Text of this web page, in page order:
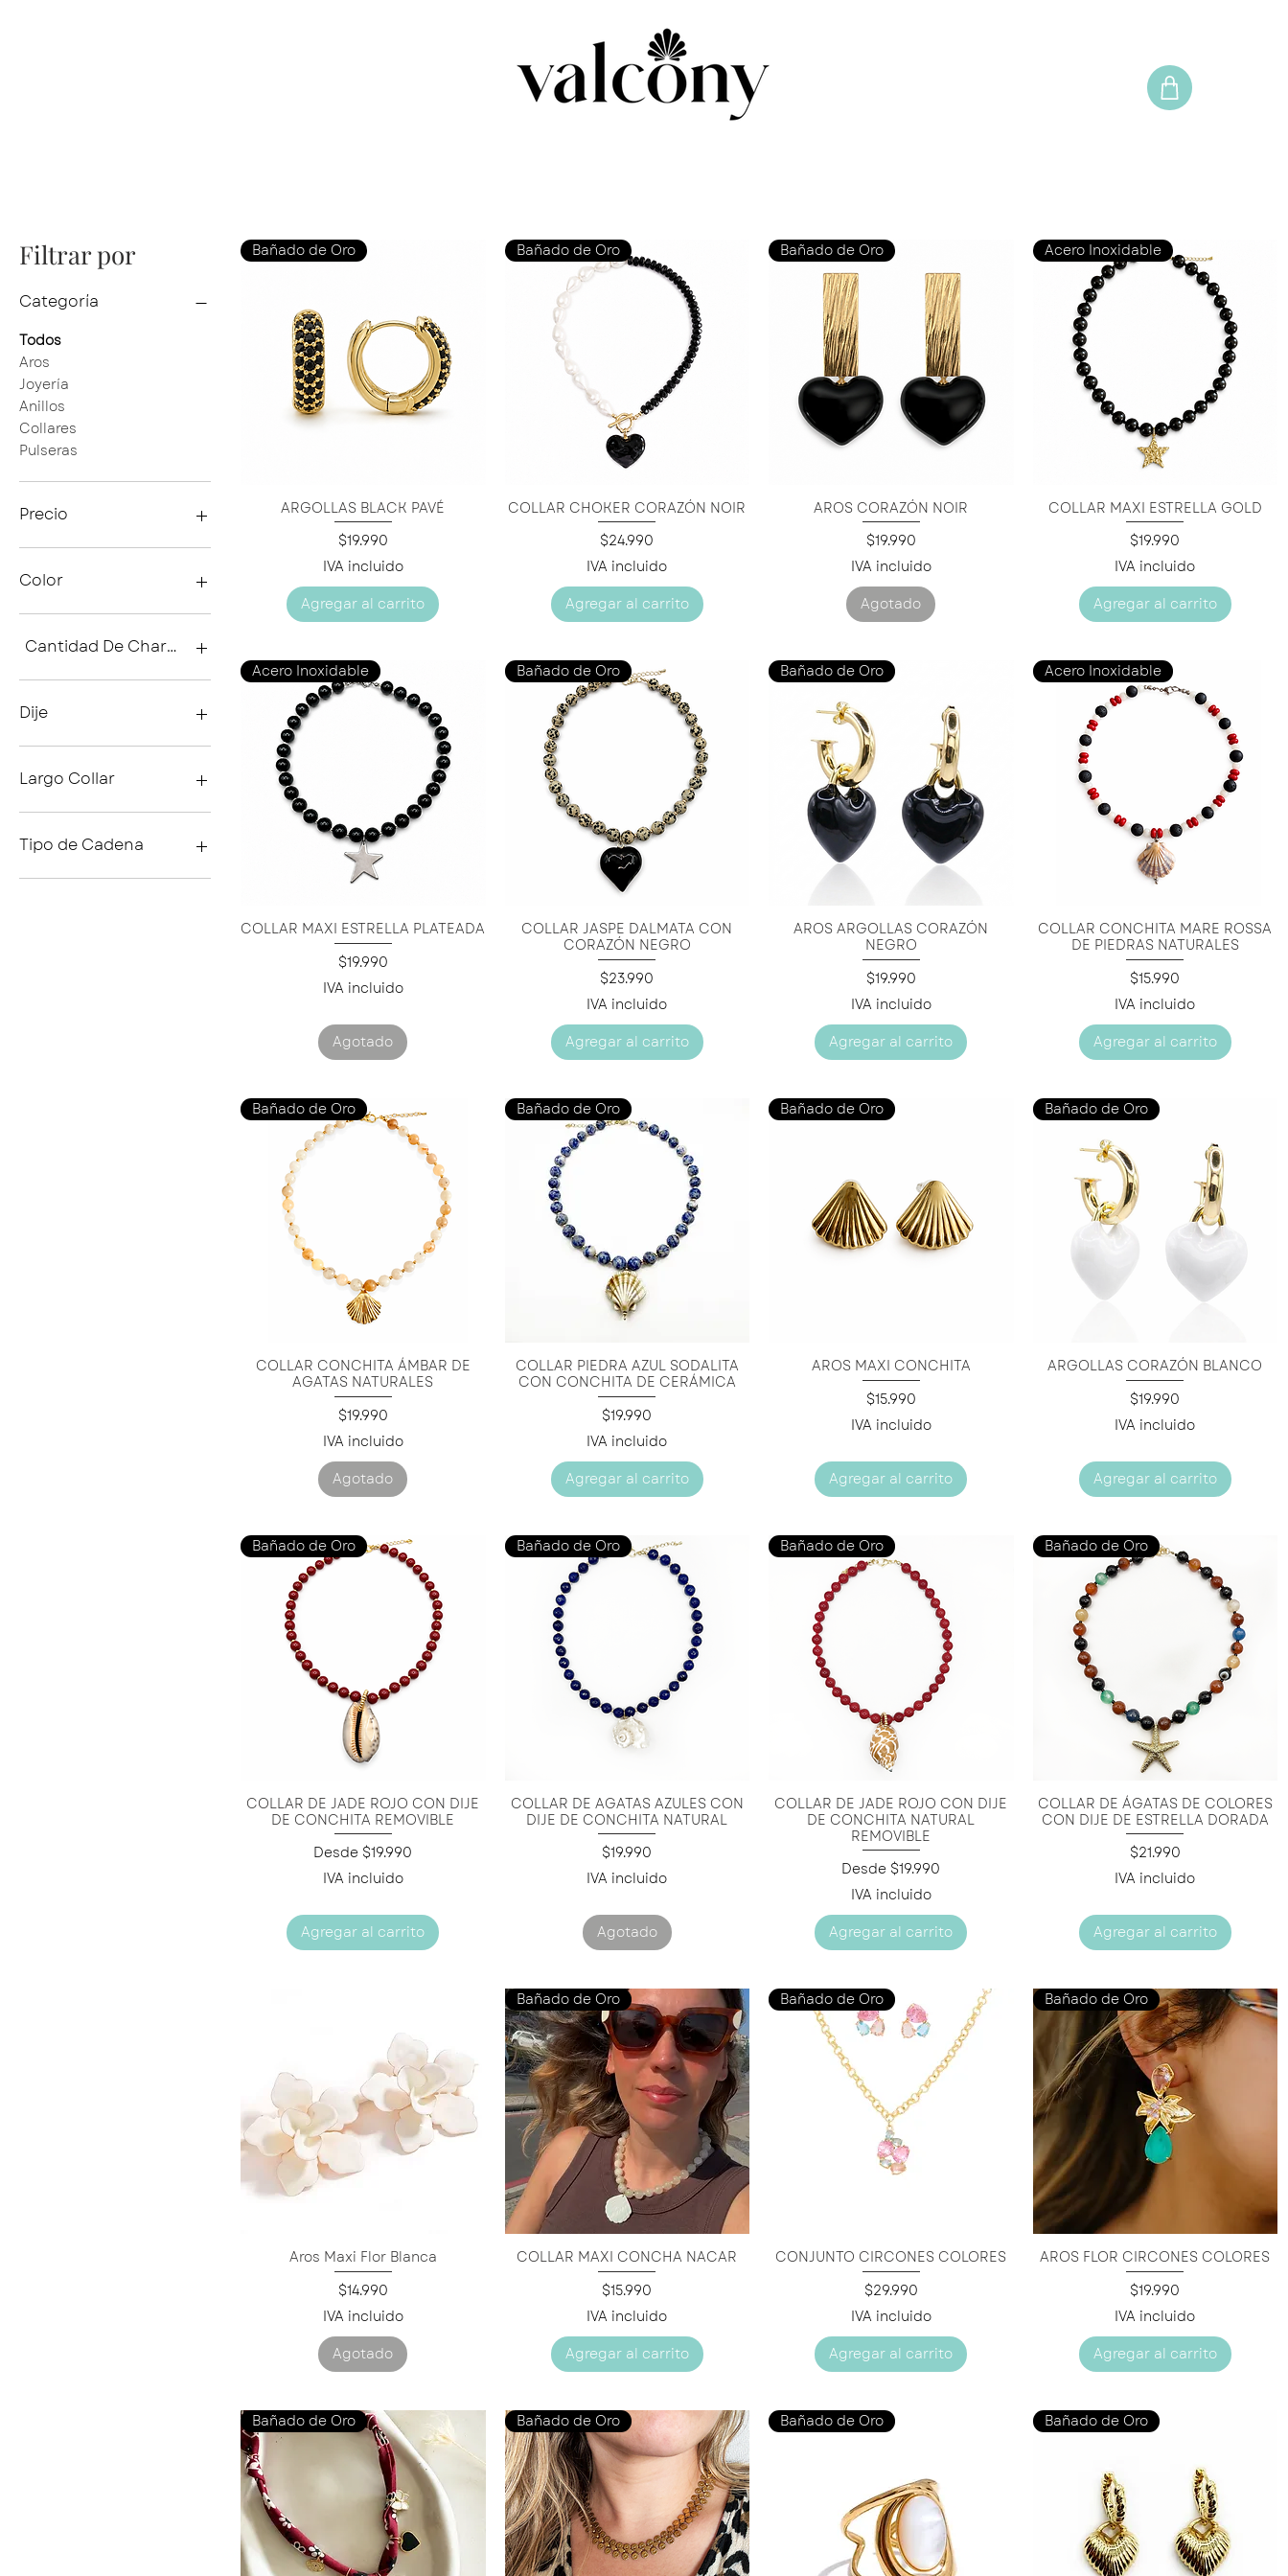
Filtrar por
Categoría
Todos
Aros
Joyería
Anillos
Collares
Pulseras
Precio
10.392 CLP
Color
Cantidad De Charms
1 Charm
2 Charms
Dije
Dije Corazón Rayado
Dije Corazón Textura
Largo Collar
40 cms + 5 cms alargue
46 cms+5 cms alargue
Tipo de Cadena
A
Vista rápida
Bañado de Oro
ARGOLLAS BLACK PAVÉ
Precio
$19.990
IVA incluido
Agregar al carrito
Vista rápida
Bañado de Oro
COLLAR CHOKER CORAZÓN NOIR
Precio
$24.990
IVA incluido
Agregar al carrito
Vista rápida
Bañado de Oro
AROS CORAZÓN NOIR
Precio
$19.990
IVA incluido
Agotado
Vista rápida
Acero Inoxidable
COLLAR MAXI ESTRELLA GOLD
Precio
$19.990
IVA incluido
Agregar al carrito
Vista rápida
Acero Inoxidable
COLLAR MAXI ESTRELLA PLATEADA
Precio
$19.990
IVA incluido
Agotado
Vista rápida
Bañado de Oro
COLLAR JASPE DALMATA CON
CORAZÓN NEGRO
Precio
$23.990
IVA incluido
Agregar al carrito
Vista rápida
Bañado de Oro
AROS ARGOLLAS CORAZÓN
NEGRO
Precio
$19.990
IVA incluido
Agregar al carrito
Vista rápida
Acero Inoxidable
COLLAR CONCHITA MARE ROSSA
DE PIEDRAS NATURALES
Precio
$15.990
IVA incluido
Agregar al carrito
Vista rápida
Bañado de Oro
COLLAR CONCHITA ÁMBAR DE
AGATAS NATURALES
Precio
$19.990
IVA incluido
Agotado
Vista rápida
Bañado de Oro
COLLAR PIEDRA AZUL SODALITA
CON CONCHITA DE CERÁMICA
Precio
$19.990
IVA incluido
Agregar al carrito
Vista rápida
Bañado de Oro
AROS MAXI CONCHITA
Precio
$15.990
IVA incluido
Agregar al carrito
Vista rápida
Bañado de Oro
ARGOLLAS CORAZÓN BLANCO
Precio
$19.990
IVA incluido
Agregar al carrito
Vista rápida
Bañado de Oro
COLLAR DE JADE ROJO CON DIJE
DE CONCHITA REMOVIBLE
Desde $19.990
Precio de oferta
IVA incluido
Agregar al carrito
Vista rápida
Bañado de Oro
COLLAR DE AGATAS AZULES CON
DIJE DE CONCHITA NATURAL
Precio
$19.990
IVA incluido
Agotado
Vista rápida
Bañado de Oro
COLLAR DE JADE ROJO CON DIJE
DE CONCHITA NATURAL
REMOVIBLE
Desde $19.990
Precio de oferta
IVA incluido
Agregar al carrito
Vista rápida
Bañado de Oro
COLLAR DE ÁGATAS DE COLORES
CON DIJE DE ESTRELLA DORADA
Precio
$21.990
IVA incluido
Agregar al carrito
Vista rápida
Aros Maxi Flor Blanca
Precio
$14.990
IVA incluido
Agotado
Vista rápida
Bañado de Oro
COLLAR MAXI CONCHA NACAR
Precio
$15.990
IVA incluido
Agregar al carrito
Vista rápida
Bañado de Oro
CONJUNTO CIRCONES COLORES
Precio
$29.990
IVA incluido
Agregar al carrito
Vista rápida
Bañado de Oro
AROS FLOR CIRCONES COLORES
Precio
$19.990
IVA incluido
Agregar al carrito
Bañado de Oro Bañado de Oro Bañado de Oro Bañado de Oro